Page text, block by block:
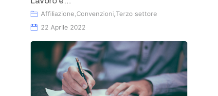
Affiliazione Convenzioni Terzo settore
22 Aprile 2022